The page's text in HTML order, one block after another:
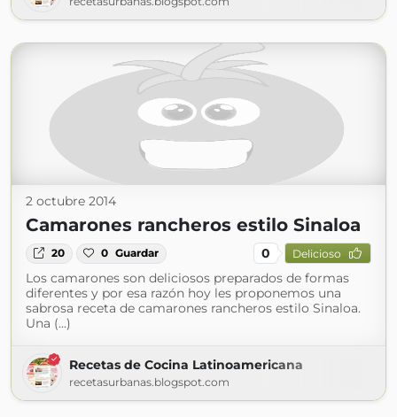
2 octubre 2014
Camarones rancheros estilo Sinaloa
20 0 Guardar 0 Delicioso
Los camarones son deliciosos preparados de formas
diferentes y por esa razón hoy les proponemos una
sabrosa receta de camarones rancheros estilo Sinaloa.
Una (...)
Recetas de Cocina Latinoamericana
recetasurbanas.blogspot.com